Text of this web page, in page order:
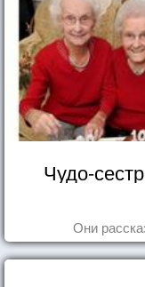
Чудо-
Они